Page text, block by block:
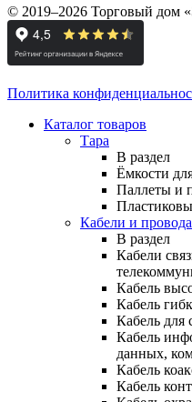
© 2019–2026 Торговый дом
Политика
Каталог товаров
Тара
В раздел
Ёмкости
Паллеты и
Кабели и провода
В раздел
Кабели
Кабель
Кабель
Кабель для
Кабель
данных,
Кабель
Кабель